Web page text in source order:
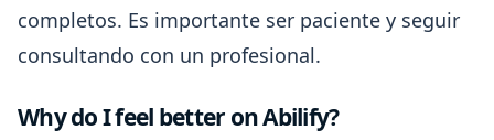
completos. Es importante ser paciente y seguir
consultando con un profesional.
Why do I feel better on Abilify?